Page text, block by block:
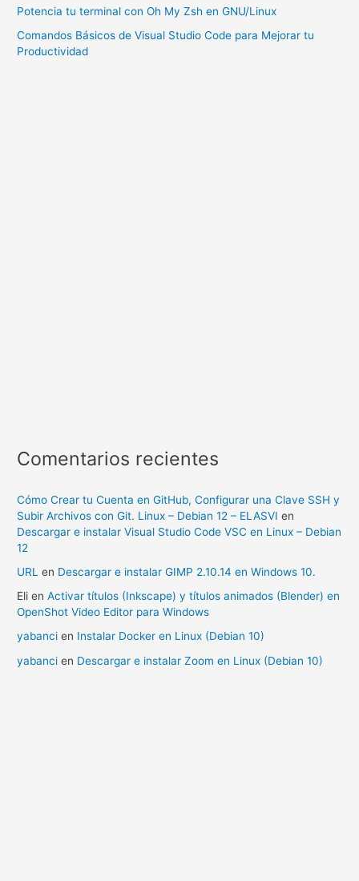
Potencia tu terminal con Oh My Zsh en GNU/Linux
Comandos Básicos de Visual Studio Code para Mejorar tu
Productividad
Comentarios recientes
Cómo Crear tu Cuenta en GitHub, Configurar una Clave SSH y
Subir Archivos con Git. Linux – Debian 12 – ELASVI en
Descargar e instalar Visual Studio Code VSC en Linux – Debian
12
URL en Descargar e instalar GIMP 2.10.14 en Windows 10.
Eli enActivar títulos (Inkscape) y títulos animados (Blender) en
OpenShot Video Editor para Windows
yabanci en Instalar Docker en Linux (Debian 10)
yabanci en Descargar e instalar Zoom en Linux (Debian 10)